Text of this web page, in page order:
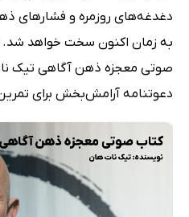
دغدغه‌های روزمره و فشارهای
به زمان اکنون سخت خواهد شد.
صوتی معجزه ذهن آگاهی تیک
دعوتنامه آرامش‌بخش برای